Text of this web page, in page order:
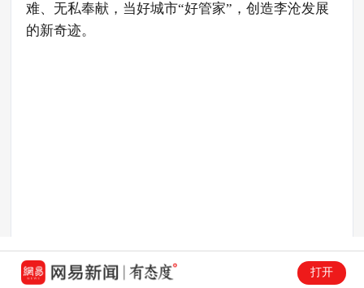
难、无私奉献，当好城市“好管家”，创造李沧发展
的新奇迹。
打开